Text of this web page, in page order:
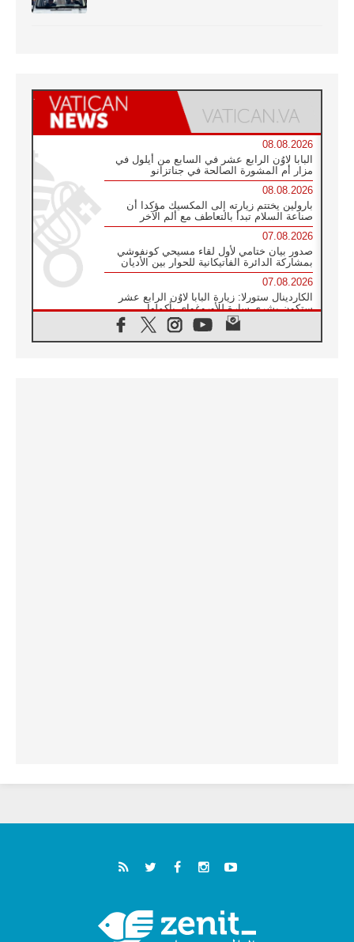
08.08.2026
البابا لاوُن الرابع عشر في السابع من أيلول في
مزار أم المشورة الصالحة في جناتزانو
08.08.2026
بارولين يختتم زيارته إلى المكسيك مؤكدا أن
صناعة السلام تبدأ بالتعاطف مع ألم الآخر
07.08.2026
صدور بيان ختامي لأول لقاء مسيحي كونفوشي
بمشاركة الدائرة الفاتيكانية للحوار بين الأديان
07.08.2026
الكاردينال ستورلا: زيارة البابا لاوُن الرابع عشر
ستكون بشرى سارة للأوروغواي بأكملها
الفاتيكان يعلن برنامج الزيارة الرسولية للبابا لاوُن